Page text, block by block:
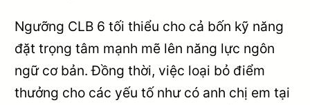
Ngưỡng CLB 6 tối thiểu cho cả bốn kỹ năng
đặt trọng tâm mạnh mẽ lên năng lực ngôn
ngữ cơ bản. Đồng thời, việc loại bỏ điểm
thưởng cho các yếu tố như có anh chị em tại